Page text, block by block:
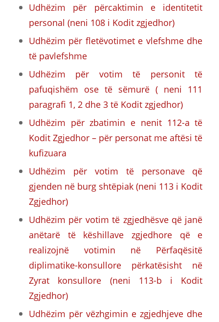
Udhëzim për përcaktimin e identitetit
personal (neni 108 i Kodit zgjedhor)
Udhëzim për fletëvotimet e vlefshme dhe
të pavlefshme
Udhëzim për votim të personit të
pafuqishëm ose të sëmurë ( neni 111
paragrafi 1, 2 dhe 3 të Kodit zgjedhor)
Udhëzim për zbatimin e nenit 112-a të
Kodit Zgjedhor – për personat me aftësi të
kufizuara
Udhëzim për votim të personave që
gjenden në burg shtëpiak (neni 113 i Kodit
Zgjedhor)
Udhëzim për votim të zgjedhësve që janë
anëtarë të këshillave zgjedhore që e
realizojnë votimin në Përfaqësitë
diplimatike-konsullore përkatësisht në
Zyrat konsullore (neni 113-b i Kodit
Zgjedhor)
Udhëzim për vëzhgimin e zgjedhjeve dhe